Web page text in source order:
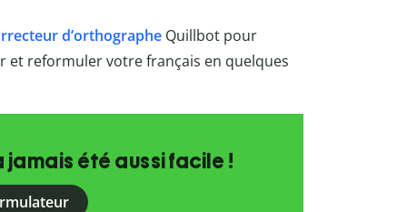
d’orthographeQuillbot pour
et reformuler votre français en quelques
jamais été aussi facile !